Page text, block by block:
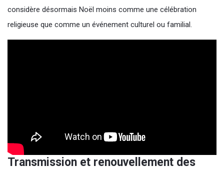
considère désormais Noël moins comme une célébration
religieuse que comme un événement culturel ou familial.
Transmission et renouvellement des